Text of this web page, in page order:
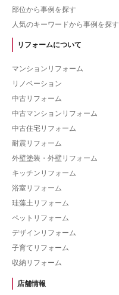
部位から事例を探す
人気のキーワードから事例を探す
リフォームについて
マンションリフォーム
リノベーション
中古リフォーム
中古マンションリフォーム
中古住宅リフォーム
耐震リフォーム
外壁塗装・外壁リフォーム
キッチンリフォーム
浴室リフォーム
珪藻土リフォーム
ペットリフォーム
デザインリフォーム
子育てリフォーム
収納リフォーム
店舗情報